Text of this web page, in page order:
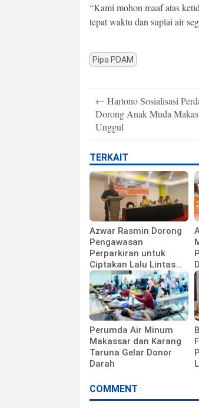
“Kami mohon maaf atas
tepat waktu dan suplai air
Pipa PDAM
navigation
← Hartono Sosialisasi
Dorong Anak Muda
Unggul
TERKAIT
Azwar Rasmin Dorong
Pengawasan
Perparkiran untuk
Ciptakan Lalu Lintas
Tertib
Perumda Air Minum
Makassar dan Karang
Taruna Gelar Donor
Darah
COMMENT